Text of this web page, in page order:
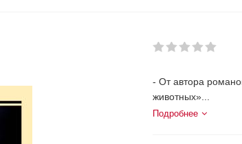
- От автора
животных»...
Подробнее